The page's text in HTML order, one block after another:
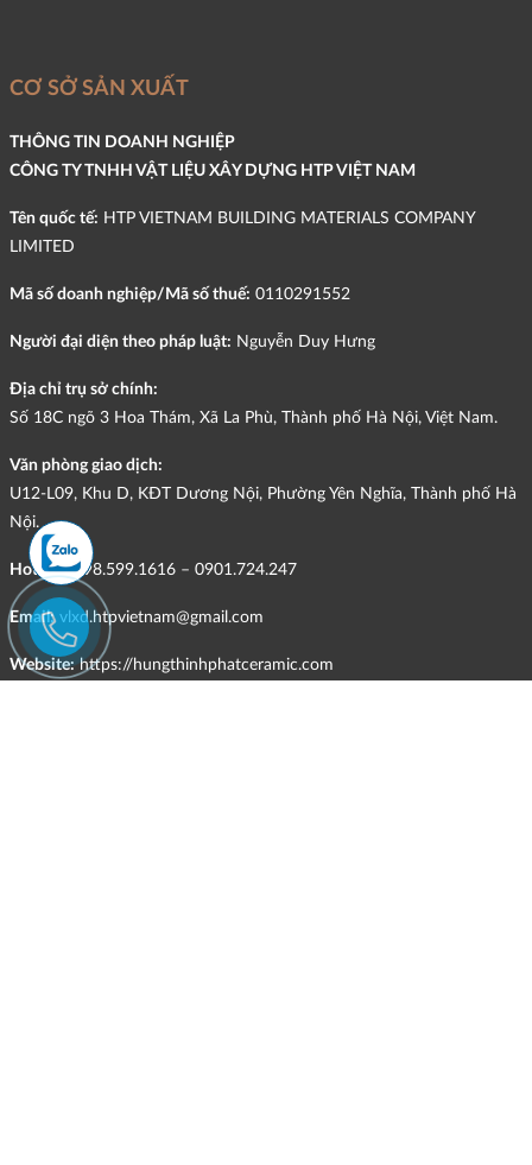
CƠ SỞ SẢN XUẤT
THÔNG TIN DOANH NGHIỆP
CÔNG TY TNHH VẬT LIỆU XÂY DỰNG HTP VIỆT NAM
Tên quốc tế: HTP VIETNAM BUILDING MATERIALS COMPANY
LIMITED
Mã số doanh nghiệp/Mã số thuế: 0110291552
Người đại diện theo pháp luật: Nguyễn Duy Hưng
Địa chỉ trụ sở chính:
Số 18C ngõ 3 Hoa Thám, Xã La Phù, Thành phố Hà Nội, Việt Nam.
Văn phòng giao dịch:
U12-L09, Khu D, KĐT Dương Nội, Phường Yên Nghĩa, Thành phố Hà
Nội.
Hotline:098.599.1616 – 0901.724.247
Email: vlxd.htpvietnam@gmail.com
Website: https://hungthinhphatceramic.com